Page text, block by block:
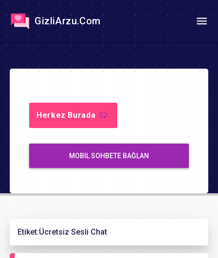
GizliArzu.Com
Herkez Burada
MOBIL SOHBETE BAĞLAN
Etiket:Ücretsiz Sesli Chat